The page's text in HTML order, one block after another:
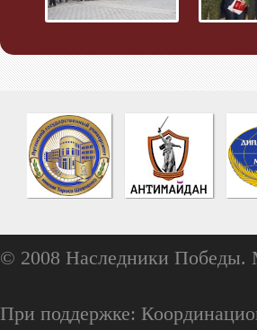
© 2008 Наследники Победы.
При поддержке: